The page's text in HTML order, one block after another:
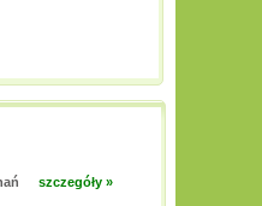
szczegóły »